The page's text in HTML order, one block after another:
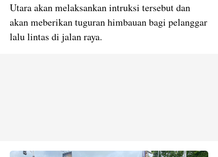
Utara akan melaksankan intruksi tersebut dan
akan meberikan tuguran himbauan bagi pelanggar
lalu lintas di jalan raya.